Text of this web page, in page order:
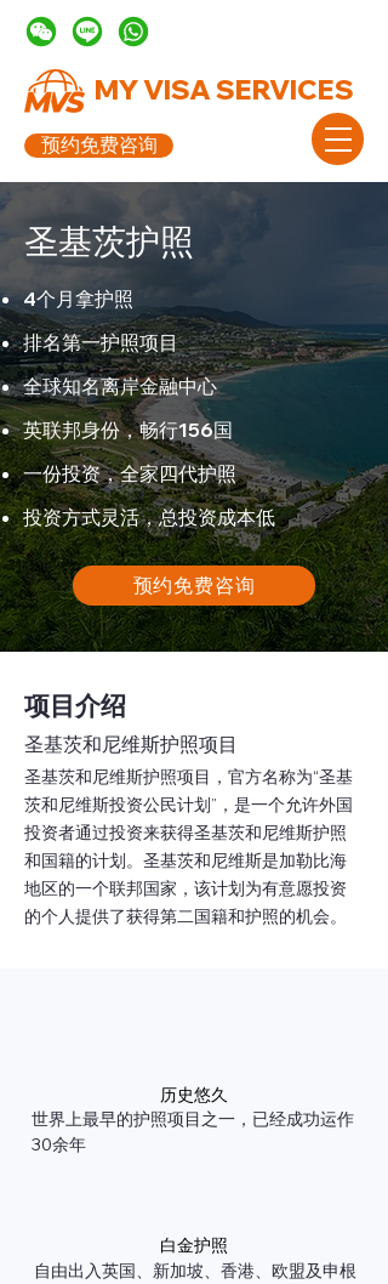
MY VISA SERVICES
预约免费咨询
圣基茨护照
4个月拿护照
排名第一护照项目
全球知名离岸金融中心
英联邦身份，畅行156国
一份投资，全家四代护照
投资方式灵活，总投资成本低
预约免费咨询
项目介绍
圣基茨和尼维斯护照项目
圣基茨和尼维斯护照项目，官方名称为“圣基
茨和尼维斯投资公民计划”，是一个允许外国
投资者通过投资来获得圣基茨和尼维斯护照
和国籍的计划。圣基茨和尼维斯是加勒比海
地区的一个联邦国家，该计划为有意愿投资
的个人提供了获得第二国籍和护照的机会。
历史悠久
世界上最早的护照项目之一，已经成功运作
30余年
白金护照
自由出入英国、新加坡、香港、欧盟及申根